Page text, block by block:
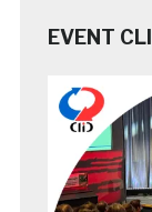
EVENT